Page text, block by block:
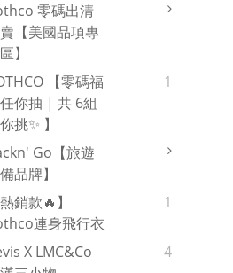
零碼出清
【美國品項專
】
【零碼福
你抽 | 共 6組
挑✨ 】
1
Go【旅遊
品牌】
熱銷款🔥】
連身飛行衣
1
X LMC&Co
4